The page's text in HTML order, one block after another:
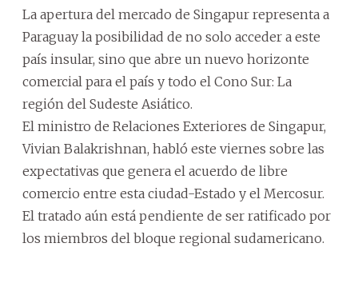
La apertura del mercado de Singapur representa a
Paraguay la posibilidad de no solo acceder a este
país insular, sino que abre un nuevo horizonte
comercial para el país y todo el Cono Sur: La
región del Sudeste Asiático.
El ministro de Relaciones Exteriores de Singapur,
Vivian Balakrishnan, habló este viernes sobre las
expectativas que genera el acuerdo de libre
comercio entre esta ciudad-Estado y el Mercosur.
El tratado aún está pendiente de ser ratificado por
los miembros del bloque regional sudamericano.